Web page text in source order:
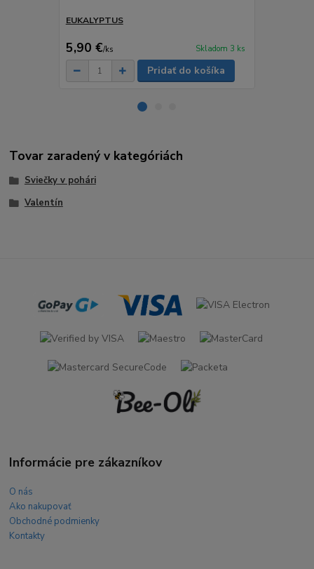
EUKALYPTUS
5,90 €/ks Skladom 3 ks
Pridať do košíka
Tovar zaradený v kategóriách
Sviečky v pohári
Valentín
Informácie pre zákazníkov
O nás
Ako nakupovať
Obchodné podmienky
Kontakty